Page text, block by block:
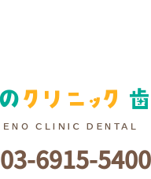
03-6915-5400